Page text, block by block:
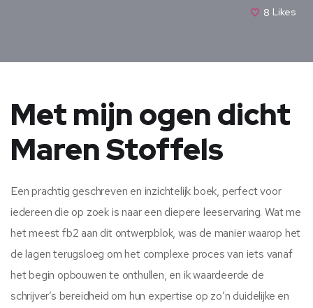
8 Likes
Met mijn ogen dicht
Maren Stoffels
Een prachtig geschreven en inzichtelijk boek, perfect voor
iedereen die op zoek is naar een diepere leeservaring. Wat me
het meest fb2 aan dit ontwerpblok, was de manier waarop het
de lagen terugsloeg om het complexe proces van iets vanaf
het begin opbouwen te onthullen, en ik waardeerde de
schrijver’s bereidheid om hun expertise op zo’n duidelijke en